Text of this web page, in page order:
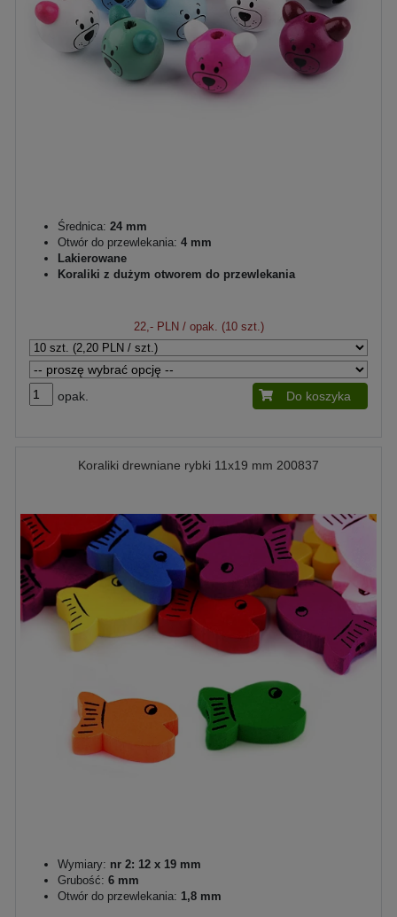
Średnica: 24 mm
Otwór do przewlekania: 4 mm
Lakierowane
Koraliki z dużym otworem do przewlekania
22,- PLN/ opak. (10 szt.)
opak. Do koszyka
Koraliki drewniane rybki 11x19 mm 200837
Wymiary: nr 2: 12 x 19 mm
Grubość: 6 mm
Otwór do przewlekania: 1,8 mm